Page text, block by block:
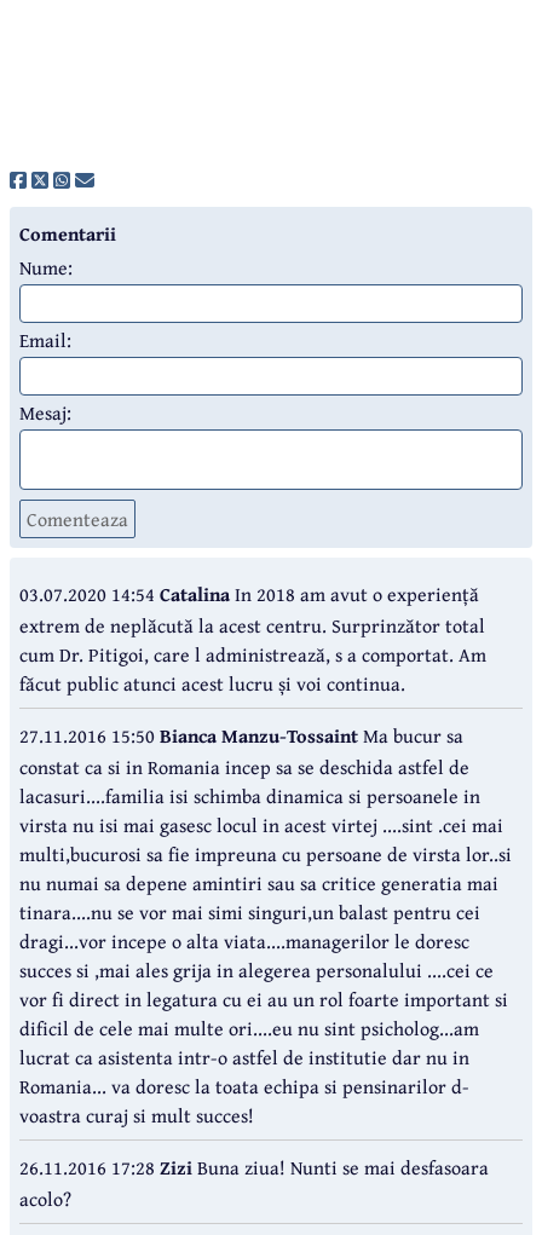
Comentarii
Nume:
Email:
Mesaj:
Comenteaza
03.07.2020 14:54 CatalinaIn 2018 am avut o experiență
extrem de neplăcută la acest centru. Surprinzător total
cum Dr. Pitigoi, care l administrează, s a comportat. Am
făcut public atunci acest lucru și voi continua.
27.11.2016 15:50Bianca Manzu-TossaintMa bucur sa
constat ca si in Romania incep sa se deschida astfel de
lacasuri....familia isi schimba dinamica si persoanele in
virsta nu isi mai gasesc locul in acest virtej ....sint .cei mai
multi,bucurosi sa fie impreuna cu persoane de virsta lor..si
nu numai sa depene amintiri sau sa critice generatia mai
tinara....nu se vor mai simi singuri,un balast pentru cei
dragi...vor incepe o alta viata....managerilor le doresc
succes si ,mai ales grija in alegerea personalului ....cei ce
vor fi direct in legatura cu ei au un rol foarte important si
dificil de cele mai multe ori....eu nu sint psicholog...am
lucrat ca asistenta intr-o astfel de institutie dar nu in
Romania... va doresc la toata echipa si pensinarilor d-
voastra curaj si mult succes!
26.11.2016 17:28 ZiziBuna ziua! Nunti se mai desfasoara
acolo?